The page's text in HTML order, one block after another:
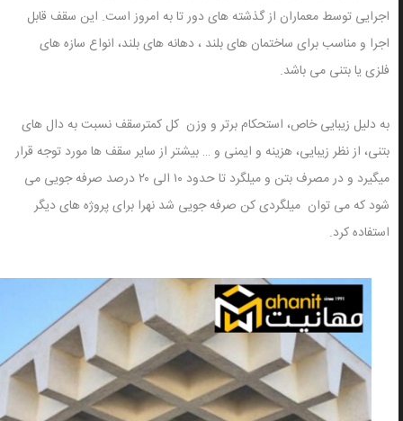
اجرایی توسط معماران از گذشته های دور تا به امروز است. این سقف قابل
اجرا و مناسب برای ساختمان های بلند ، دهانه های بلند، انواع سازه های
فلزی یا بتنی می باشد.
به دلیل زیبایی خاص، استحکام برتر و وزن کل کمترسقف نسبت به دال های
بتنی، از نظر زیبایی، هزینه و ایمنی و … بیشتر از سایر سقف ها مورد توجه قرار
میگیرد و در مصرف بتن و میلگرد تا حدود ۱۰ الی ۲۰ درصد صرفه جویی می
شود که می توان میلگردی کن صرفه جویی شد نهرا برای پروژه های دیگر
استفاده کرد.